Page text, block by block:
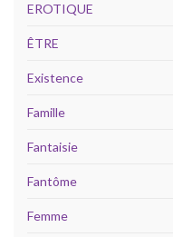
EROTIQUE
ÊTRE
Existence
Famille
Fantaisie
Fantôme
Femme